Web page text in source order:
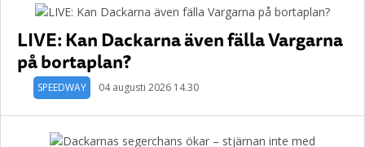
LIVE: Kan Dackarna även fälla Vargarna
på bortaplan?
SPEEDWAY 04 augusti 2026 14.30